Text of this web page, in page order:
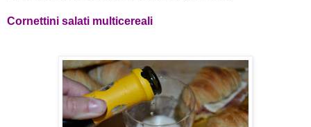
Cornettini salati multicereali